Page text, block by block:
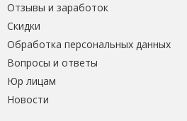
Отзывы и заработок
Скидки
Обработка персональных данных
Вопросы и ответы
Юр лицам
Новости